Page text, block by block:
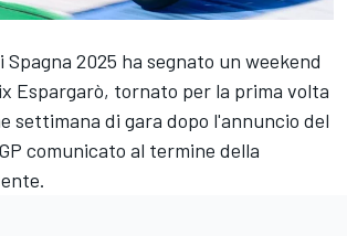
Spagna 2025 ha segnato un weekend
Espargarò, tornato per la prima volta
settimana di gara dopo l'annuncio del
comunicato al termine della